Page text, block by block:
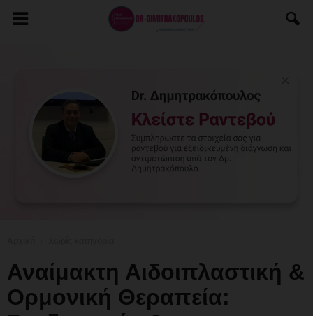
Αναίμακτη Αιδοιπλαστική &
Ορμονική Θεραπεία: